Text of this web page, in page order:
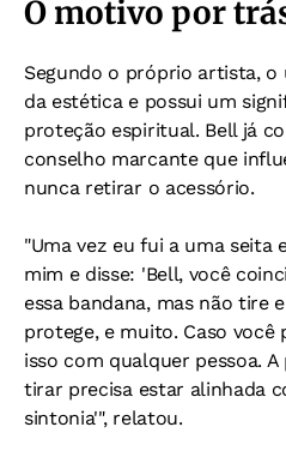
O motivo por
Segundo o próprio artista, o
da estética e possui um
proteção espiritual. Bell já
conselho marcante que
nunca retirar o acessório.
"Uma vez eu fui a uma seita
mim e disse: 'Bell, você
essa bandana, mas não tire
protege, e muito. Caso você
isso com qualquer pessoa.
tirar precisa estar alinhada
sintonia'", relatou.